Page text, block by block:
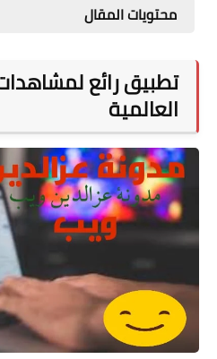
محتويات المقال
تطبيق رائع
العالمية